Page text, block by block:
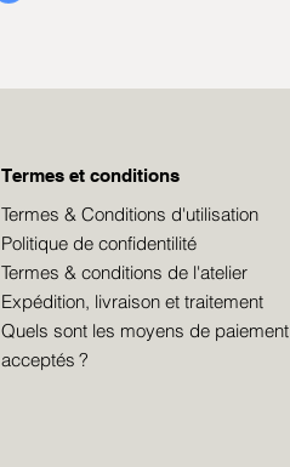
Termes et conditions
Termes & Conditions d'utilisation
Politique de confidentilité
Termes & conditions de l'atelier
Expédition, livraison et traitement
Quels sont les moyens de paiement
acceptés ?